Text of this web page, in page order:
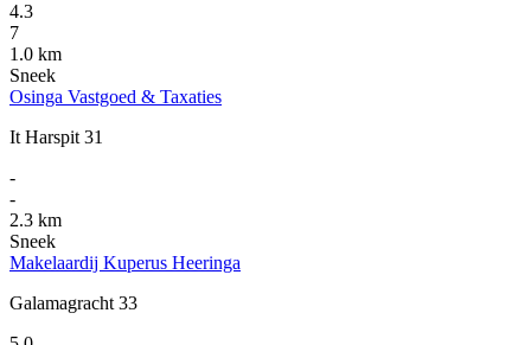
4.3
7
1.0 km
Sneek
Osinga Vastgoed & Taxaties
It Harspit 31
-
-
2.3 km
Sneek
Makelaardij Kuperus Heeringa
Galamagracht 33